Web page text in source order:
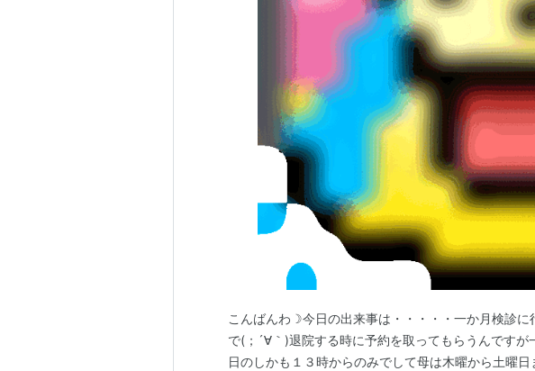
こんばんわ☽今日の出来事は・・・・・一か月検診に
で(；´∀｀)退院する時に予約を取ってもらうんですが
日のしかも１３時からのみでして母は木曜から土曜